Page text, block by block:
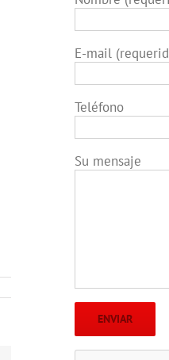
E-mail
Teléfono
Su mensaje